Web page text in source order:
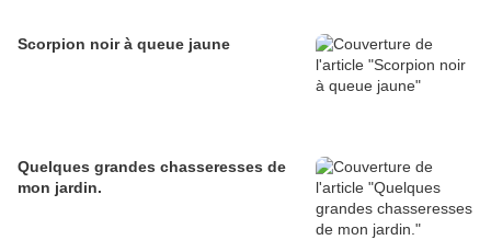
Scorpion noir à queue jaune
Quelques grandes chasseresses de
mon jardin.